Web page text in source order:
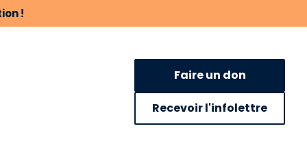
!
Faire un don
Recevoir l'infolettre